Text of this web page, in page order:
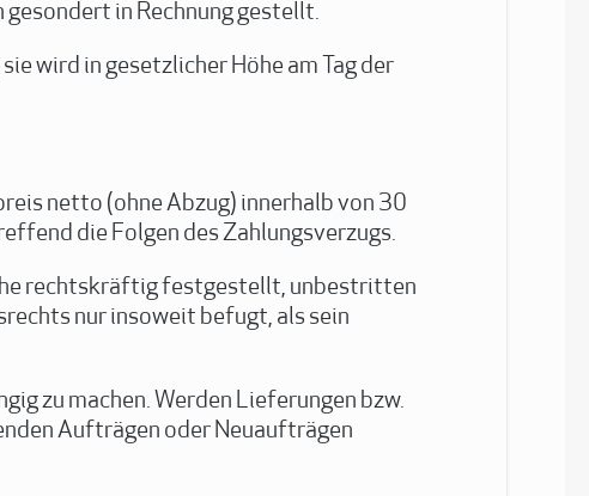
gesondert in Rechnung gestellt.
wird in gesetzlicher Höhe am Tag der
netto (ohne Abzug) innerhalb von 30
die Folgen des Zahlungsverzugs.
rechtskräftig festgestellt, unbestritten
nur insoweit befugt, als sein
zu machen. Werden Lieferungen bzw.
Aufträgen oder Neuaufträgen